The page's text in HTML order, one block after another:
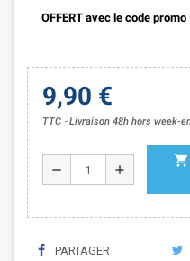
OFFERT avec le code promo
9,90 €
TTC Livraison 48h hors week-
remove add
shopping_cart
PARTAGER